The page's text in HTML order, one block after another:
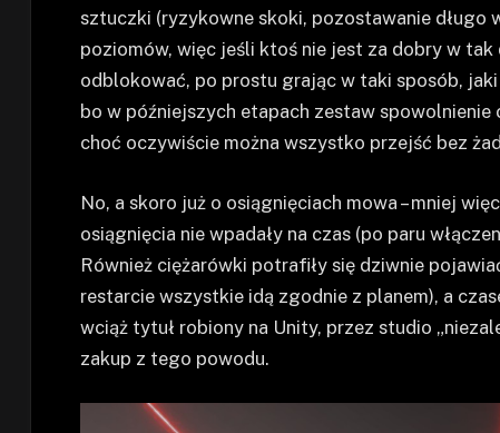
sztuczki (ryzykowne skoki, pozostawanie długo
poziomów, więc jeśli ktoś nie jest za dobry w
odblokować, po prostu grając w taki sposób,
bo w późniejszych etapach zestaw
choć oczywiście można wszystko przejść bez
No, a skoro już o osiągnięciach mowa – mniej
osiągnięcia nie wpadały na czas (po paru
Również ciężarówki potrafiły się dziwnie
restarcie wszystkie idą zgodnie z planem), a
wciąż tytuł robiony na Unity, przez studio
zakup z tego powodu.